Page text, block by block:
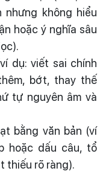
không hiểu
hoặc ý nghĩa sâu
dụ: viết sai chính
bớt, thay thế
tự nguyên âm và
bằng văn bản (ví
hoặc dấu câu, tổ
thiếu rõ ràng).